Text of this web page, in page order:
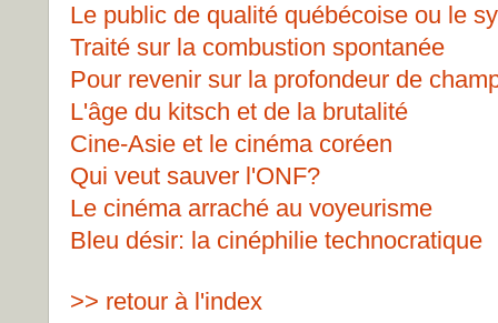
Le public de qualité québécoise ou le
Traité sur la combustion spontanée
Pour revenir sur la profondeur de
L'âge du kitsch et de la brutalité
Cine-Asie et le cinéma coréen
Qui veut sauver l'ONF?
Le cinéma arraché au voyeurisme
Bleu désir: la cinéphilie technocratique
>> retour à l'index